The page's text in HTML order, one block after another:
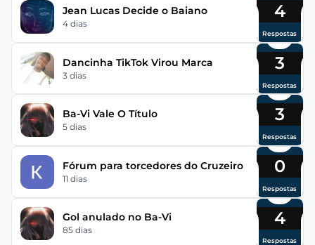
Jean Lucas Decide o Baiano
4 dias
4
Respostas
Dancinha TikTok Virou Marca
3 dias
3
Respostas
Ba-Vi Vale O Título
5 dias
3
Respostas
Fórum para torcedores do Cruzeiro
11 dias
0
Respostas
Gol anulado no Ba-Vi
85 dias
4
Respostas